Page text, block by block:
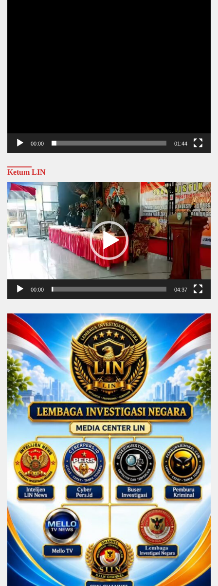
00:00 01:44
Ketum LIN
Video
Player
00:00 04:37